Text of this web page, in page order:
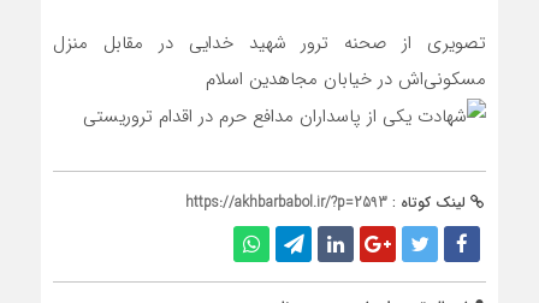
تصویری از صحنه ترور شهید خدایی در مقابل منزل
مسکونی‌اش در خیابان مجاهدین اسلام
لینک کوتاه : https://akhbarbabol.ir/?p=2593